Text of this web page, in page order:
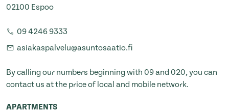
02100 Espoo
09 4246 9333
asiakaspalvelu@asuntosaatio.fi
By calling our numbers beginning with 09 and 020, you can
contact us at the price of local and mobile network.
APARTMENTS